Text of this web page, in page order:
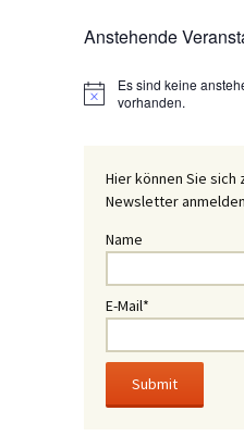
Anstehende
Hinweis
Es sind keine
vorhanden.
Hier können Sie sich
Newsletter
Name
E-Mail*